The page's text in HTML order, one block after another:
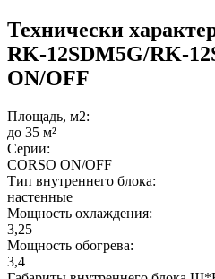
Технически
RK-12SDM5G/RK-
ON/OFF
Площадь, м2:
до 35 м²
Серии:
CORSO ON/OFF
Тип внутреннего блока:
настенные
Мощность охлаждения:
3,25
Мощность обогрева:
3,4